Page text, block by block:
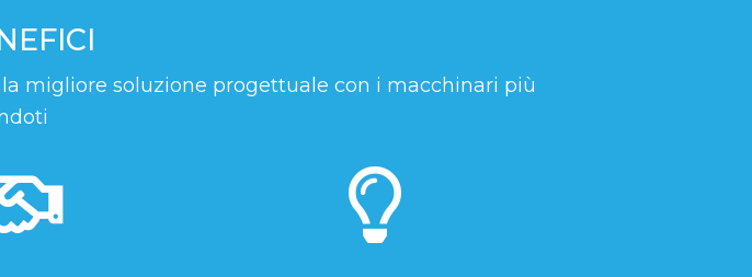
migliore soluzione progettuale con i macchinari più